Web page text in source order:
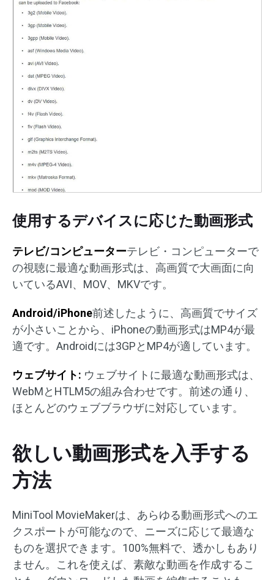
使用するデバイスに応じた動画形式
テレビ/コンピューターテレビ・コンピューターで
の視聴に最適な動画形式は、高画質で大画面に向
いているAVI、MOV、MKVです。
Android/iPhone前述したように、高画質でサイズ
が小さいことから、iPhoneの動画形式はMP4が最
適です。Androidには3GPとMP4が適しています。
ウェブサイト: ウェブサイトに最適な動画形式は、
WebMとHTLM5の組み合わせです。前述の通り、
ほとんどのウェブブラウザに対応しています。
欲しい動画形式を入手する
方法
MiniTool MovieMakerは、あらゆる動画形式へのエ
クスポートが可能なので、ニーズに応じて最適な
ものを選択できます。100%無料で、透かしもあり
ません。これを使えば、素敵な動画を作成するこ